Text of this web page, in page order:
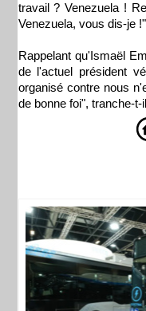
travail ? Venezuela !
Venezuela, vous dis-je
Rappelant qu'Ismaël
de l'actuel président
organisé contre nous
de bonne foi", tranche-t-